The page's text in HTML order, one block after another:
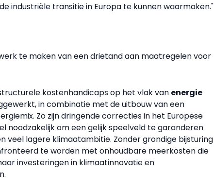
industriële transitie in Europa te kunnen waarmaken."
te maken van een drietand aan maatregelen voor
kostenhandicaps op het vlak van energie
in combinatie met de uitbouw van een
Zo zijn dringende correcties in het Europese
noodzakelijk om een gelijk speelveld te garanderen
veel lagere klimaatambitie. Zonder grondige bijsturing
te worden met onhoudbare meerkosten die
investeringen in klimaatinnovatie en